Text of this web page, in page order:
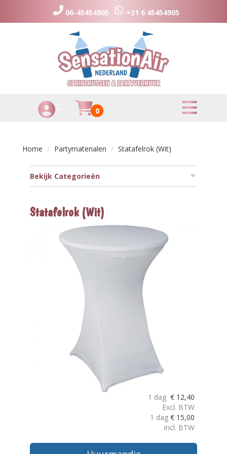
06-45454905 +31 6 45454905
Toggle Account dropdown
Huurmandje
0
toggle menu
Home Partymaterialen Statafelrok (Wit)
Bekijk Categorieën
Statafelrok (Wit)
1 dag € 12,40
Excl. BTW
1 dag € 15,00
incl. BTW